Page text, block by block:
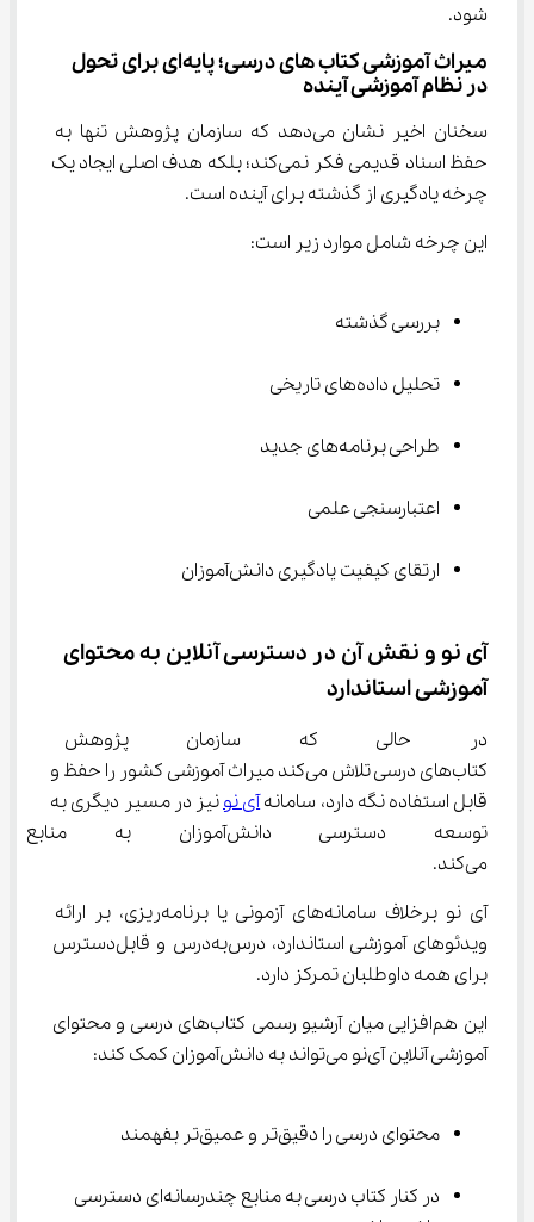
شود.
میراث آموزشی کتاب‌ های درسی؛ پایه‌ای برای تحول
در نظام آموزشی آینده
سخنان اخیر نشان می‌دهد که سازمان پژوهش تنها به
حفظ اسناد قدیمی فکر نمی‌کند؛ بلکه هدف اصلی ایجاد یک
چرخه یادگیری از گذشته برای آینده است.
این چرخه شامل موارد زیر است:
بررسی گذشته
تحلیل داده‌های تاریخی
طراحی برنامه‌های جدید
اعتبارسنجی علمی
ارتقای کیفیت یادگیری دانش‌آموزان
آی ‌نو و نقش آن در دسترسی آنلاین به محتوای
آموزشی استاندارد
در حالی که سازمان پژوهش با
کتاب‌های درسی تلاش می‌کند میراث آموزشی کشور را حفظ و
قابل استفاده نگه دارد، سامانه آی ‌نو
نیز در مسیر دیگری به
توسعه دسترسی دانش‌آموزان
می‌کند.
آی ‌نو برخلاف سامانه‌های آزمونی یا برنامه‌ریزی، بر ارائه
ویدئوهای آموزشی استاندارد، درس‌به‌درس و قابل‌دسترس
برای همه داوطلبان تمرکز دارد.
این هم‌افزایی میان آرشیو رسمی کتاب‌های درسی و محتوای
آموزشی آنلاین آی‌نو می‌تواند به دانش‌آموزان کمک کند:
محتوای درسی را دقیق‌تر و عمیق‌تر بفهمند
در کنار کتاب درسی به منابع چندرسانه‌ای دسترسی